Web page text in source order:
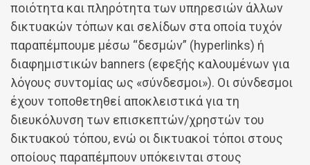
ποιότητα και πληρότητα των υπηρεσιών άλλων
δικτυακών τόπων και σελίδων στα οποία τυχόν
παραπέμπουμε μέσω “δεσμών” (hyperlinks) ή
διαφημιστικών banners (εφεξής καλουμένων για
λόγους συντομίας ως «σύνδεσμοι»). Οι σύνδεσμοι
έχουν τοποθετηθεί αποκλειστικά για τη
διευκόλυνση των επισκεπτών/χρηστών του
δικτυακού τόπου, ενώ οι δικτυακοί τόποι στους
οποίους παραπέμπουν υπόκεινται στους